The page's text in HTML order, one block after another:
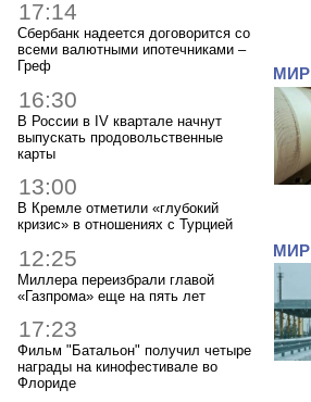
17:14
Сбербанк надеется договорится со
всеми валютными ипотечниками –
Греф
16:30
В России в IV квартале начнут
выпускать продовольственные
карты
13:00
В Кремле отметили «глубокий
кризис» в отношениях с Турцией
12:25
Миллера переизбрали главой
«Газпрома» еще на пять лет
17:23
Фильм "Батальон" получил четыре
награды на кинофестивале во
Флориде
МИР
МИР